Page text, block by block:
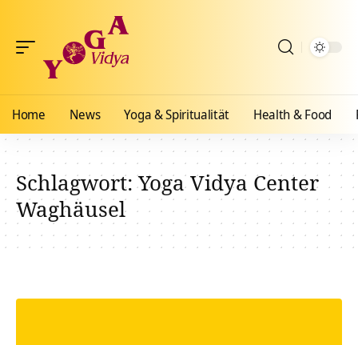
Home News Yoga & Spiritualität Health & Food
Schlagwort:Yoga Vidya Center
Waghäusel